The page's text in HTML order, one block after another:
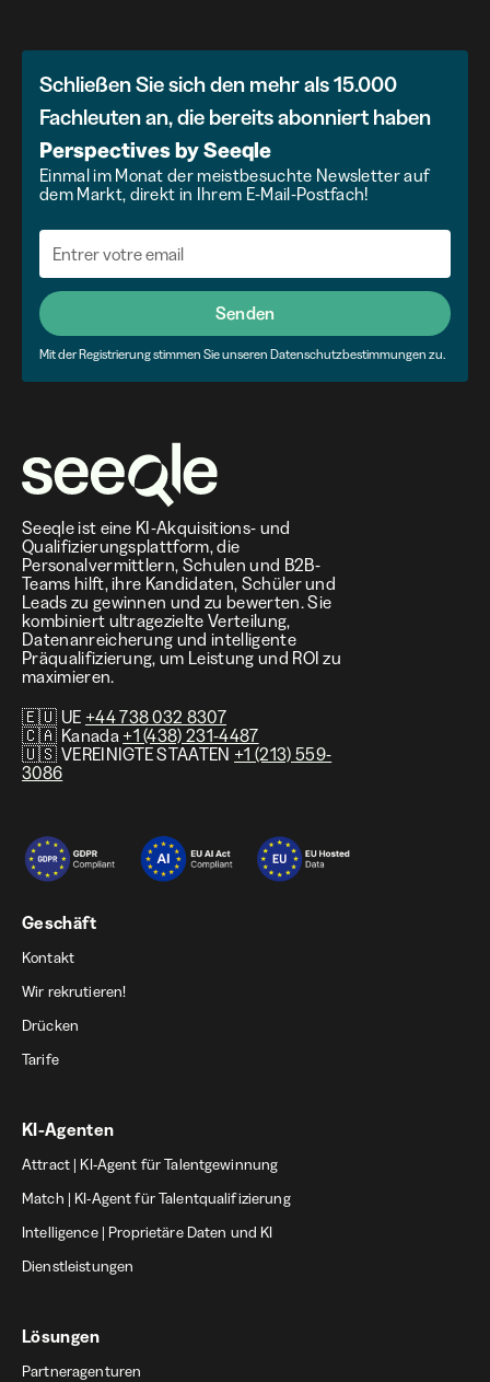
Schließen Sie sich den mehr als 15.000
Fachleuten an, die bereits abonniert haben
PerspectivesbySeeqle
Einmal im Monat der meistbesuchte Newsletter auf
dem Markt, direkt in Ihrem E-Mail-Postfach!
Senden
Mit der Registrierung stimmen Sie unseren Datenschutzbestimmungen zu.
Seeqle ist eine KI-Akquisitions- und
Qualifizierungsplattform, die
Personalvermittlern, Schulen und B2B-
Teams hilft, ihre Kandidaten, Schüler und
Leads zu gewinnen und zu bewerten. Sie
kombiniert ultragezielte Verteilung,
Datenanreicherung und intelligente
Präqualifizierung, um Leistung und ROI zu
maximieren.
🇪🇺 UE +44 738 032 8307
🇨🇦 Kanada +1 (438) 231-4487
🇺🇸 VEREINIGTE STAATEN +1 (213) 559-
3086
Geschäft
Kontakt
Wir rekrutieren!
Drücken
Tarife
KI-Agenten
Attract | KI-Agent für Talentgewinnung
Match | KI-Agent für Talentqualifizierung
Intelligence | Proprietäre Daten und KI
Dienstleistungen
Lösungen
Partneragenturen